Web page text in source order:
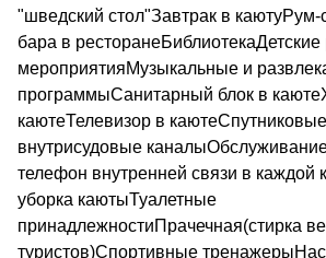
"шведский стол"Завтрак в каютуРум-
бара в
мероприятияМузыкальные и
программыСанитарный блок в
каютеТелевизор в
внутрисудовые
телефон внутренней связи в каждой
уборка каютыТуалетные
принадлежностиПрачечная(стирка
туристов)Спортивные